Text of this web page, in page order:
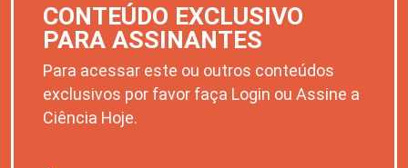
CONTEÚDO EXCLUSIVO
PARA ASSINANTES
Para acessar este ou outros conteúdos
exclusivos por favor faça Login ou Assine a
Ciência Hoje.